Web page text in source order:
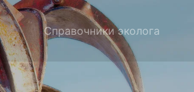
Справочники эколога